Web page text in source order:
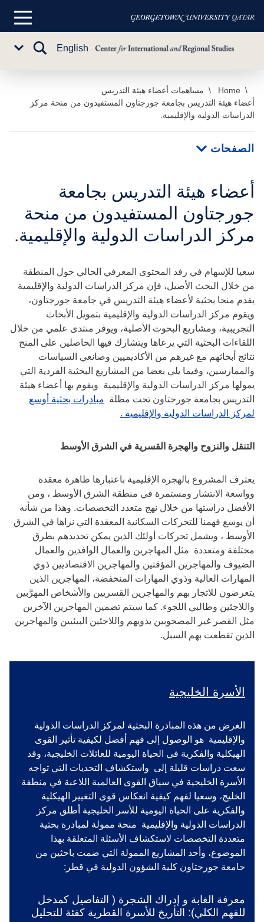
تخطي
إلى
المحتوى
الرئيسي
القائمة
English
تبديل
Home
مساهمات أعضاء هيئة التدريس
أعضاء هيئة التدريس بجامعة جورجتاون المستفيدون من منحة مركز
الدراسات الدولية والإقليمية.
الصفحات
أعضاء هيئة التدريس بجامعة
جورجتاون المستفيدون من منحة
مركز الدراسات الدولية والإقليمية.
سعيا للإسهام في رفد المحتوى المعرفي الحالي حول المنطقة
من خلال البحث الأصيل، فإن مركز الدراسات الدولية والإقليمية
يقدم منحا بحثية لأعضاء هيئة التدريس في جامعة جورجتاون،
ويقوم مركز الدراسات الدولية والإقليمية بتمويل الأبحاث
التجريبية، ومشاريع البحوث الأصلية، ويوفر منتدى علمي من خلال
اللقاءات البحثية التي يرعاها ويتشارك فيها الحاصلين على المنح
نتائج أبحاثهم مع غيرهم من الأكاديميين وصانعي السياسات
والممارسين، وفيما يلي بعضا من المشاريع البحثية الفردية التي
يمولها مركز الدراسات الدولية والإقليمية ويقوم بها أعضاء هيئة
التدريس بجامعة جورجتاون تحت مظلة مبادرات بحثية أوسع
لمركز الدراسات الدولية والإقليمية .
التنقل والنزوح والهجرة القسرية في الشرق الأوسط
يعترف المشروع بالهجرة الإقليمية باعتبارها ظاهرة معقدة
وواسعة الانتشار ومستمرة في منطقة الشرق الأوسط ، ومن
الأفضل دراستها من خلال نهج متعدد التخصصات. وهذا من شأنه
أن يوسع فهمنا للتحركات السكانية المعقدة التي نراها في الشرق
الأوسط ، ويشمل تحركات أولئك الذين يمكن تحديدهم بطرق
مختلفة ومتعددة مثل المهاجرين والعمال الوافدين والعمال
الضيوف والمهاجرين المؤقتين والمهاجرين الاقتصاديين ذوي
المهارات العالية وذوي المهارات المنخفضة، المهاجرين الذين
يتعرضون للاتجار بهم والمهاجرين القسريين والأشخاص المهرَّبين
واللاجئين وطالبي اللجوء. كما سيتم تضمين المهاجرين الآخرين
مثل القصر غير المصحوبين بذويهم واللاجئين البيئيين والمهاجرين
الذين تقطعت بهم السبل.
الأسرة الخليجية
الغرض من هذه المبادرة البحثية لمركز الدراسات الدولية
والإقليمية هو الوصول إلى فهم أفضل لكيفية تأثير القوى
الهيكلية والفكرية في الحياة اليومية للعائلات الخليجية، وقد
سعت دراسات قليلة إلى واستكشاف التحديات التي تواجه
الأسرة الخليجية في سياق القوى العالمية اللاعبة في منطقة
الخليج، وسعيا لفهم كيفية انعكاس قوى التغيير الهيكلية
والفكرية على الحياة اليومية للأسر الخليجية أطلق مركز
الدراسات الدولية والإقليمية منحة ممولة لمبادرة بحثية
متعددة التخصصات لاستكشاف الأسئلة المتعلقة بهذا
الموضوع، وأحد المشاريع الممولة التي ضمت باحثين من
جامعة جورجتاون كلية الشؤون الدولية في قطر:
معرفة الغابة و إدراك الشجرة ( التفاصيل كمدخل
للفهم الكلي): التأريخ للأسرة القطرية كفئة للتحليل